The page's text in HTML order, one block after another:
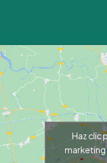
Haz clic